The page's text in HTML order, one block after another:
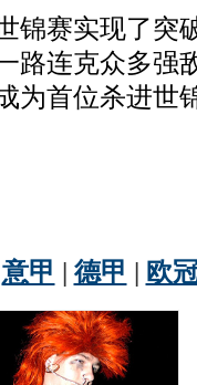
赛实现了突
路连克众多强
为首位杀进世